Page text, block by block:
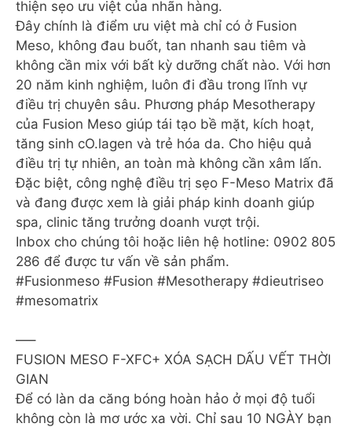
thiện sẹo ưu việt của nhãn hàng.
Đây chính là điểm ưu việt mà chỉ có ở Fusion
Meso, không đau buốt, tan nhanh sau tiêm và
không cần mix với bất kỳ dưỡng chất nào. Với hơn
20 năm kinh nghiệm, luôn đi đầu trong lĩnh vự
điều trị chuyên sâu. Phương pháp Mesotherapy
của Fusion Meso giúp tái tạo bề mặt, kích hoạt,
tăng sinh cO.lagen và trẻ hóa da. Cho hiệu quả
điều trị tự nhiên, an toàn mà không cần xâm lấn.
Đặc biệt, công nghệ điều trị sẹo F-Meso Matrix đã
và đang được xem là giải pháp kinh doanh giúp
spa, clinic tăng trưởng doanh vượt trội.
Inbox cho chúng tôi hoặc liên hệ hotline: 0902 805
286 để được tư vấn về sản phẩm.
#Fusionmeso #Fusion #Mesotherapy #dieutriseo
#mesomatrix
—–
FUSION MESO F-XFC+ XÓA SẠCH DẤU VẾT THỜI
GIAN
Để có làn da căng bóng hoàn hảo ở mọi độ tuổi
không còn là mơ ước xa vời. Chỉ sau 10 NGÀY bạn